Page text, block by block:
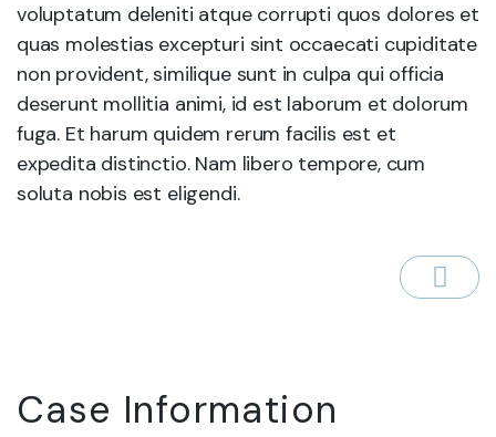
voluptatum deleniti atque corrupti quos dolores et
quas molestias excepturi sint occaecati cupiditate
non provident, similique sunt in culpa qui officia
deserunt mollitia animi, id est laborum et dolorum
fuga. Et harum quidem rerum facilis est et
expedita distinctio. Nam libero tempore, cum
soluta nobis est eligendi.
Case Information